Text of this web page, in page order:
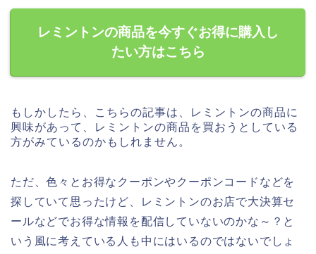
レミントンの商品を今すぐお得に購入し
たい方はこちら
もしかしたら、こちらの記事は、レミントンの商品に
興味があって、レミントンの商品を買おうとしている
方がみているのかもしれません。
ただ、色々とお得なクーポンやクーポンコードなどを
探していて思ったけど、レミントンのお店で大決算セ
ールなどでお得な情報を配信していないのかな～？と
いう風に考えている人も中にはいるのではないでしょ